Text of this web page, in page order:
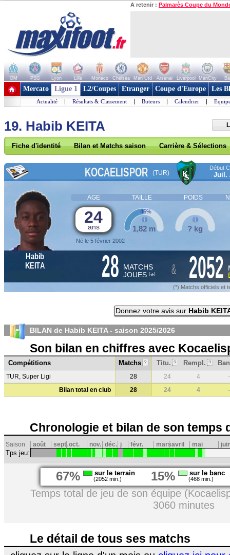
A retenir : Palmarès Coupe du
OM PSG Lyon Lille Monaco Chelsea Man Utd Arsenal Liverpool ManCity
+ de clubs
Mercato Ligue 1 L2/Coupes Etranger Coupe d'Europe Les
Actualité | Résultats & Classement | Buteurs | Calendrier |
19. Habib KEITA
Fiche d'identité Bilan et Matchs saison Carrière & Sélections
KOCAELISPOR (TUR)
Début
Juil.
AGE TAILLE POIDS
24
ans
Né le 5 février 2002
1,82 m
46%
? kg
Habib
KEITA
28 MATCHS
JOUES (*) & 2052
(*) Matchs officiels et
Donnez votre avis sur Habib
BILAN de Habib KEITA - saison 2025/2026
Son bilan en chiffres avec
Compétitions Matchs ? Titu. ? Rempl. ?
TUR, Super Ligi 28 24 4
-
Bilan total en club
28 24 4 -
Chronologie et bilan de son temps
Saison août sept.oct. nov. déc. j févr. marsavril mai
Tps jeu:
67% sur le terrain
(2052 min.) 15% sur le banc
(468 min.)
Temps total de jeu de son équipe
3060 minutes
Le détail de tous ses matchs